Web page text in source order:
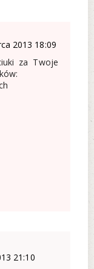
2013 18:09
za Twoje
21:10